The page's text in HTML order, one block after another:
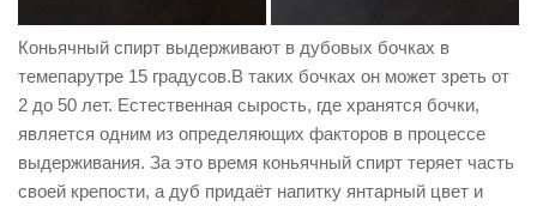
Коньячный спирт выдерживают в дубовых бочках в
темепарутре 15 градусов.В таких бочках он может зреть от
2 до 50 лет. Естественная сырость, где хранятся бочки,
является одним из определяющих факторов в процессе
выдерживания. За это время коньячный спирт теряет часть
своей крепости, а дуб придаёт напитку янтарный цвет и